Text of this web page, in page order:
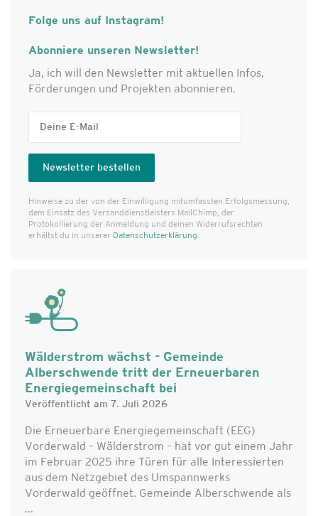
Folge uns auf Instagram!
Abonniere unseren Newsletter!
Ja, ich will den Newsletter mit aktuellen Infos,
Förderungen und Projekten abonnieren.
Hinweise zu der von der Einwilligung mitumfassten Erfolgs­messung,
dem Einsatz des Versanddienst­leisters MailChimp, der
Protokollierung der Anmeldung und deinen Widerrufsrechten
erhältst du in unserer Datenschutzerklärung.
Wälderstrom wächst - Gemeinde
Alberschwende tritt der Erneuerbaren
Energiegemeinschaft bei
Veröffentlicht am 7. Juli 2026
Die Erneuerbare Energiegemeinschaft (EEG)
Vorderwald – Wälderstrom – hat vor gut einem Jahr
im Februar 2025 ihre Türen für alle Interessierten
aus dem Netzgebiet des Umspannwerks
Vorderwald geöffnet. Gemeinde Alberschwende als
...